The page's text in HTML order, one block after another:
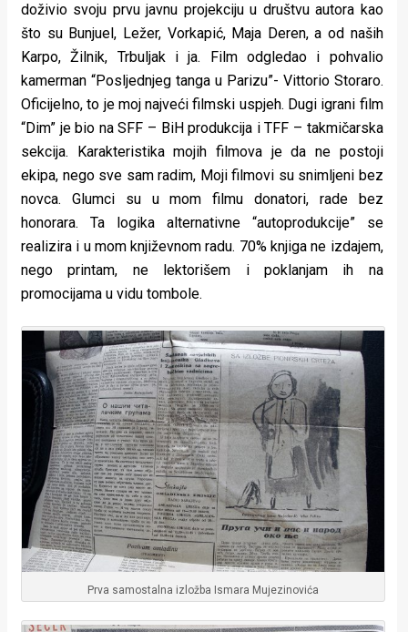
doživio svoju prvu javnu projekciju u društvu autora kao
što su Bunjuel, Ležer, Vorkapić, Maja Deren, a od naših
Karpo, Žilnik, Trbuljak i ja. Film odgledao i pohvalio
kamerman “Posljednjeg tanga u Parizu”- Vittorio Storaro.
Oficijelno, to je moj najveći filmski uspjeh. Dugi igrani film
“Dim” je bio na SFF – BiH produkcija i TFF – takmičarska
sekcija. Karakteristika mojih filmova je da ne postoji
ekipa, nego sve sam radim, Moji filmovi su snimljeni bez
novca. Glumci su u mom filmu donatori, rade bez
honorara. Ta logika alternativne “autoprodukcije” se
realizira i u mom književnom radu. 70% knjiga ne izdajem,
nego printam, ne lektorišem i poklanjam ih na
promocijama u vidu tombole.
Prva samostalna izložba Ismara Mujezinovića